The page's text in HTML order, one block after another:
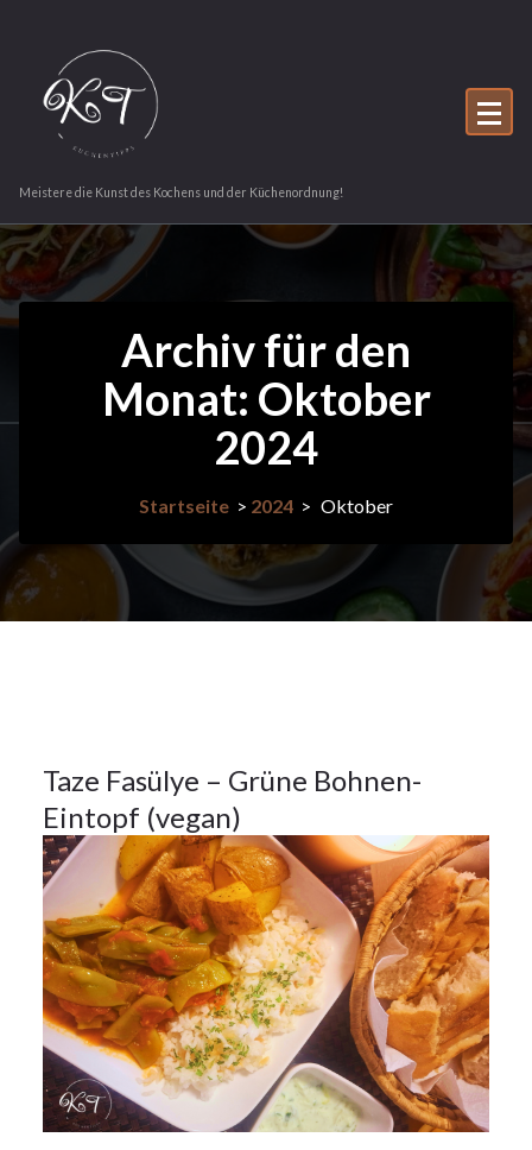
springen
Meistere die Kunst des Kochens und der Küchenordnung!
Archiv für den
Monat: Oktober
2024
Startseite> 2024> Oktober
28
OKT.
2024
28Okt.
Taze Fasülye – Grüne Bohnen-
Eintopf (vegan)